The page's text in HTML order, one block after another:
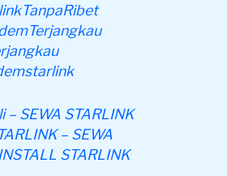
SEWA STARLINK
– SEWA
STARLINK